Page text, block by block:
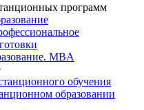
программ
MBA
обучения
образовании